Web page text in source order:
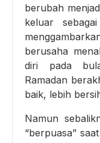
berubah
keluar
berusaha
diri pada
Ramadan
baik, lebih
Namun
“berpuasa”